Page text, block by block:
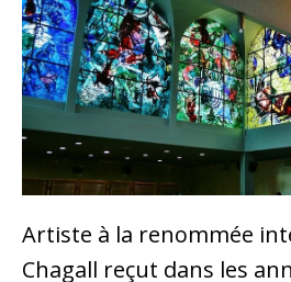
Artiste à la renommée
Chagall reçut dans les